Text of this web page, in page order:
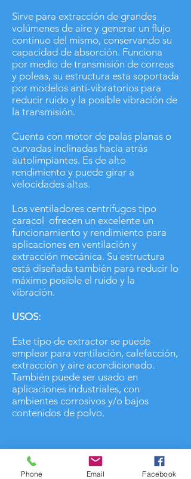
Sirve para extracción de grandes
volúmenes de aire y generar un flujo
continuo del mismo, conservando su
capacidad de absorción. Funciona
por medio de transmisión de correas
y poleas, su estructura esta soportada
por modelos anti-vibratorios para
reducir ruido y la posible vibración de
la transmisión.
Cuenta con motor de palas planas o
curvadas inclinadas hacia atrás
autolimpiantes. Es de alto
rendimiento y puede girar a
velocidades altas.
Los ventiladores centrífugos tipo
caracol ofrecen un excelente un
funcionamiento y rendimiento para
aplicaciones en ventilación y
extracción mecánica. Su estructura
está diseñada también para reducir lo
máximo posible el ruido y la
vibración.
USOS:
Este tipo de extractor se puede
emplear para ventilación, calefacción,
extracción y aire acondicionado.
También puede ser usado en
aplicaciones industriales, con
ambientes corrosivos y/o bajos
contenidos de polvo.
Contactanos
Phone Email Facebook